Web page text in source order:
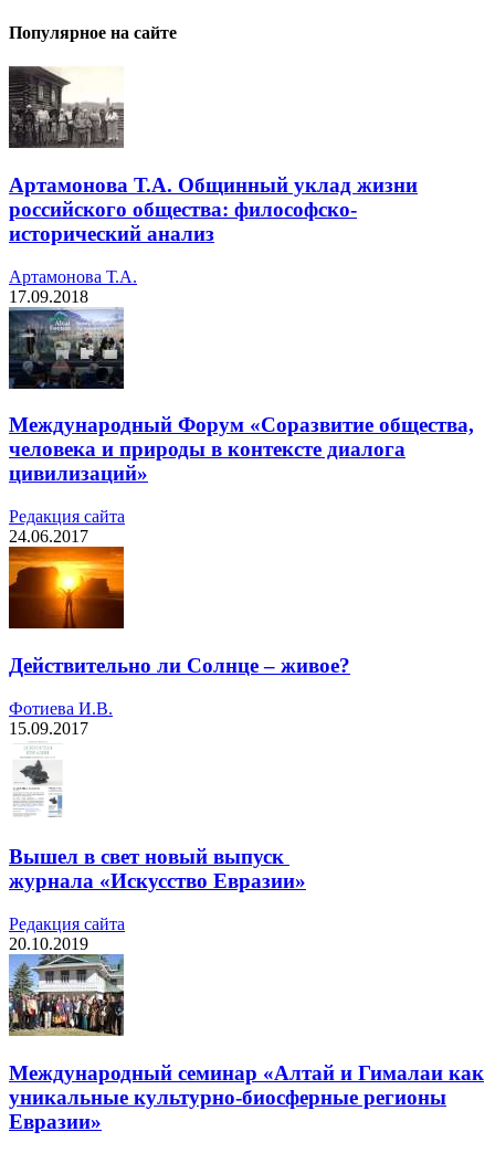
Популярное на сайте
Артамонова Т.А. Общинный уклад жизни
российского общества: философско-
исторический анализ
Артамонова Т.А.
17.09.2018
Международный Форум «Соразвитие общества,
человека и природы в контексте диалога
цивилизаций»
Редакция cайта
24.06.2017
Действительно ли Солнце – живое?
Фотиева И.В.
15.09.2017
Вышел в свет новый выпуск
журнала «Искусство Евразии»
Редакция cайта
20.10.2019
Международный семинар «Алтай и Гималаи как
уникальные культурно-биосферные регионы
Евразии»